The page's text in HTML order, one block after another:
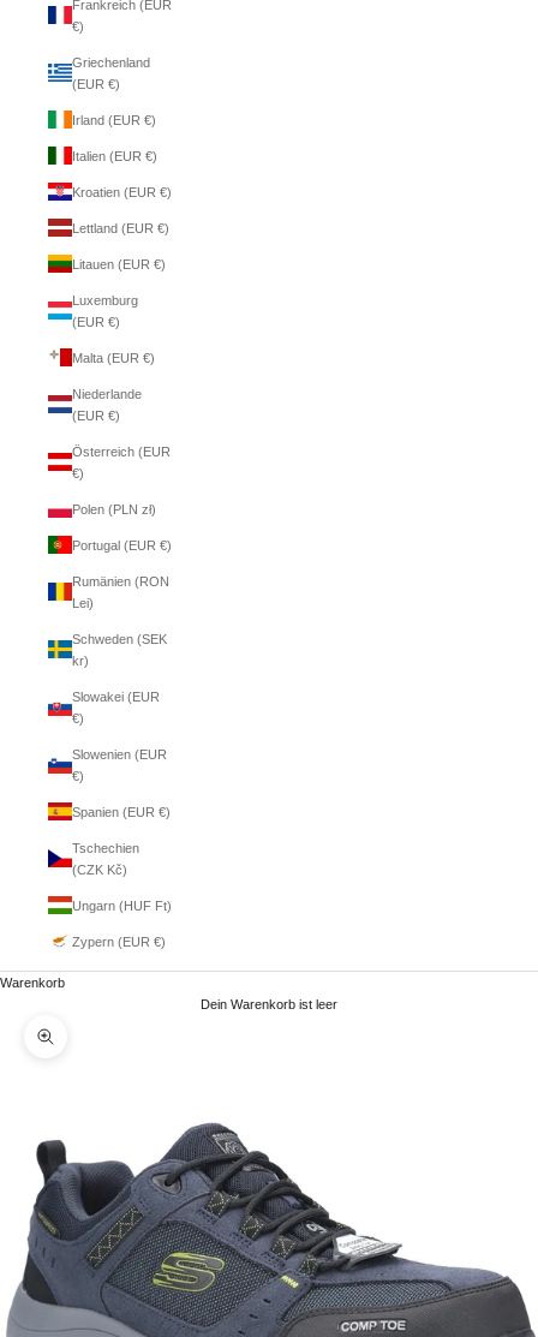
Frankreich (EUR
€)
Griechenland
(EUR €)
Irland (EUR €)
Italien (EUR €)
Kroatien (EUR €)
Lettland (EUR €)
Litauen (EUR €)
Luxemburg
(EUR €)
Malta (EUR €)
Niederlande
(EUR €)
Österreich (EUR
€)
Polen (PLN zł)
Portugal (EUR €)
Rumänien (RON
Lei)
Schweden (SEK
kr)
Slowakei (EUR
€)
Slowenien (EUR
€)
Spanien (EUR €)
Tschechien
(CZK Kč)
Ungarn (HUF Ft)
Zypern (EUR €)
Warenkorb
Dein Warenkorb ist leer
Bild vergrößern